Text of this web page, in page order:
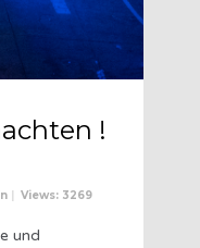
!
Views: 3269
und